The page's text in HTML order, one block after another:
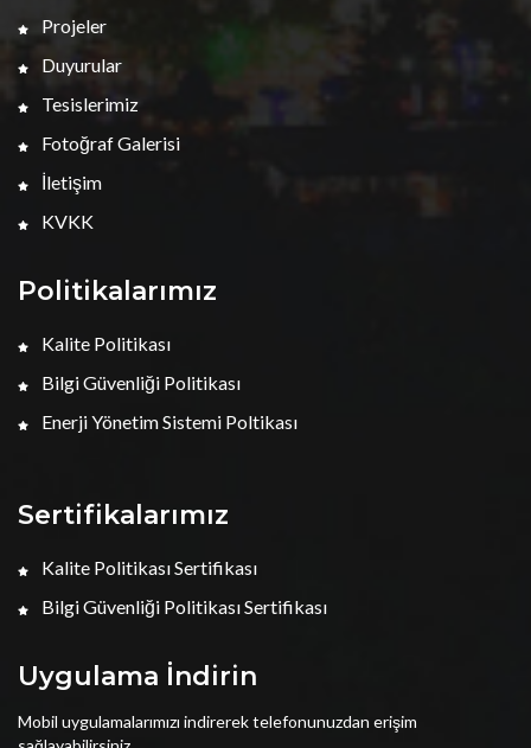
Projeler
Duyurular
Tesislerimiz
Fotoğraf Galerisi
İletişim
KVKK
Politikalarımız
Kalite Politikası
Bilgi Güvenliği Politikası
Enerji Yönetim Sistemi Poltikası
Sertifikalarımız
Kalite Politikası Sertifikası
Bilgi Güvenliği Politikası Sertifikası
Uygulama İndirin
Mobil uygulamalarımızı indirerek telefonunuzdan erişim